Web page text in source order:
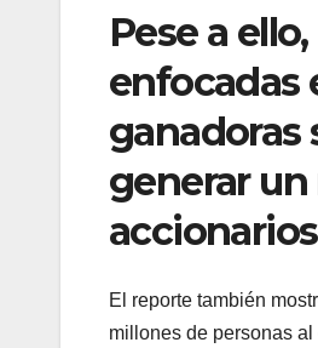
Pese a
enfocadas
ganadoras
generar
El reporte también
millones de personas